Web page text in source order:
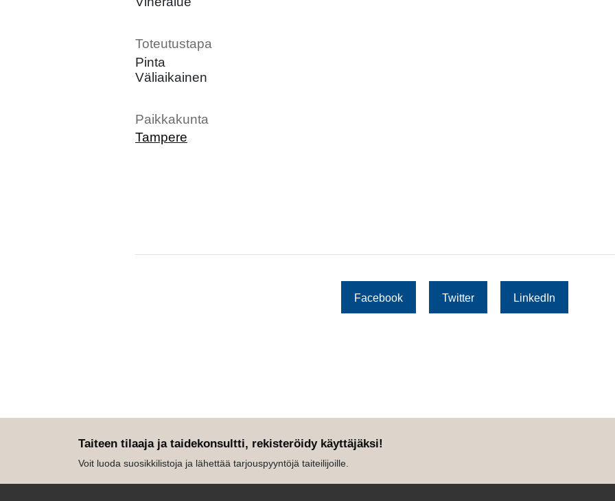
Toteutustapa
Pinta
Väliaikainen
Paikkakunta
Tampere
Facebook Twitter LinkedIn
Taiteen tilaaja ja taidekonsultti, rekisteröidy käyttäjäksi!
Voit luoda suosikkilistoja ja lähettää tarjouspyyntöjä taiteilijoille.